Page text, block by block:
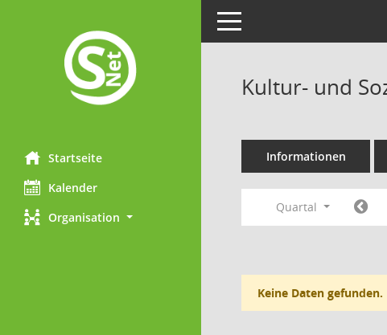
Startseite
Kalender
Organisation
Toggle navigation
Kultur- und
Informationen
Quartal
Keine Daten gefunden.